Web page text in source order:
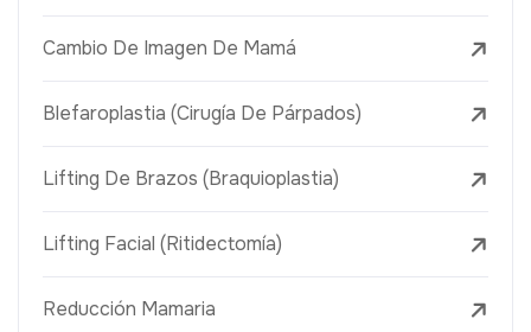
Cambio De Imagen De Mamá
Blefaroplastia (Cirugía De Párpados)
Lifting De Brazos (Braquioplastia)
Lifting Facial (Ritidectomía)
Reducción Mamaria